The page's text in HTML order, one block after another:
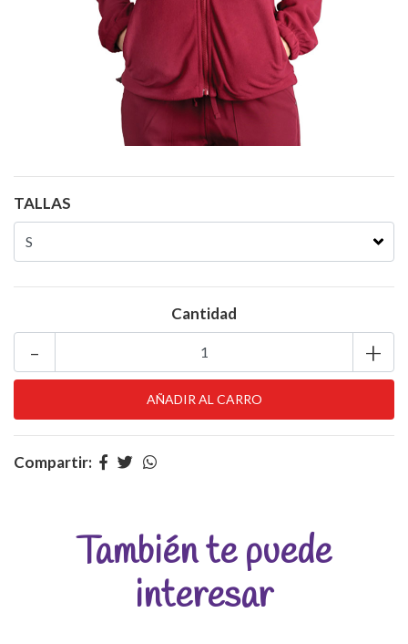
TALLAS
Cantidad
+
-
Compartir:
También te puede
interesar